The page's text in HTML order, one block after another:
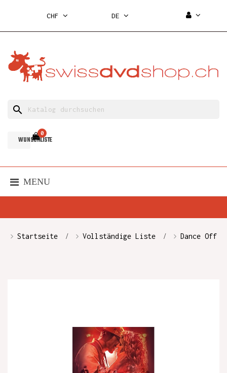
CHF DE
search
WUNSCHLISTE
0
MENU
Startseite Vollständige Liste Dance Off